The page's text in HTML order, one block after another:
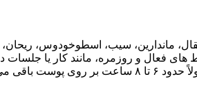
ماندارین، سیب، اسطوخودوس،
فعال و روزمره، مانند کار یا جلسات
می ماند.